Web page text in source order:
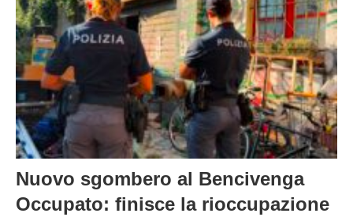
Nuovo sgombero al Bencivenga
Occupato: finisce la rioccupazione